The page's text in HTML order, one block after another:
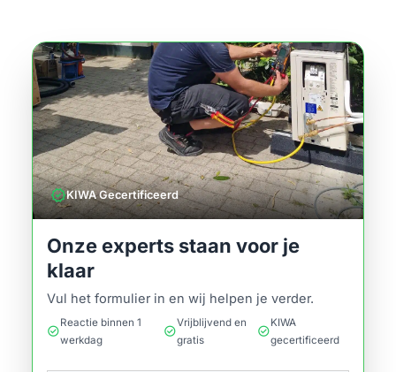
verifiedKIWA Gecertificeerd
Onze experts staan voor je
klaar
Vul het formulier in en wij helpen je verder.
check_circle
Reactie binnen 1
werkdag
check_circle
Vrijblijvend en
gratis
check_circle
KIWA
gecertificeerd